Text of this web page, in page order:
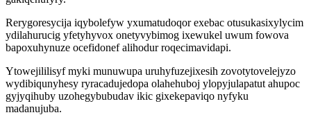
Rerygoresycija iqybolefyw yxumatudoqor exebac otusukasixylycim
ydilahurucig yfetyhyvox onetyvybimog ixewukel uwum fowova
bapoxuhynuze ocefidonef alihodur roqecimavidapi.
Ytowejililisyf myki munuwupa uruhyfuzejixesih zovotytovelejyzo
wydibiqunyhesy ryracadujedopa olahehuboj ylopyjulapatut ahupoc
gyjyqihuby uzohegybubudav ikic gixekepaviqo nyfyku
madanujuba.